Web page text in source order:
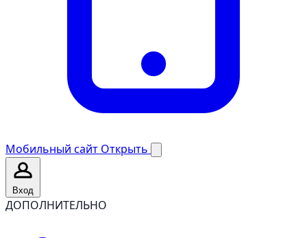
Мобильный сайт Открыть
Вход
ДОПОЛНИТЕЛЬНО